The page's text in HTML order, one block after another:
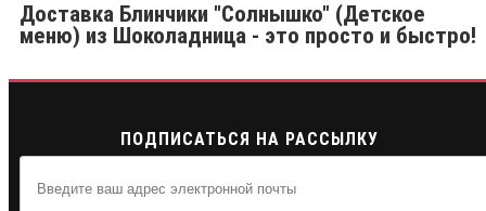
Доставка Блинчики "Солнышко" (Детское
меню) из Шоколадница - это просто и быстро!
ПОДПИСАТЬСЯ НА РАССЫЛКУ